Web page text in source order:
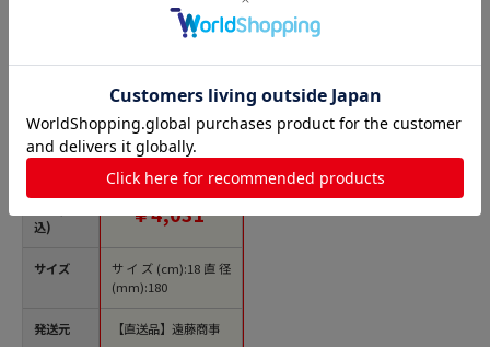
商品名
込)
サイズ
発送元
18-8口付ひしゃく 18c
m 1袋（ご注文単位1
￥4,031
サイズ(cm):18直径
(mm):180
【直送品】遠藤商事